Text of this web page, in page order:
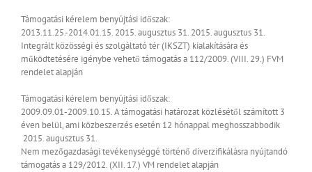
Támogatási kérelem benyújtási időszak:
2013.11.25.-2014.01.15. 2015. augusztus 31. 2015. augusztus 31.
Integrált közösségi és szolgáltató tér (IKSZT) kialakítására és
működtetésére igénybe vehető támogatás a 112/2009. (VIII. 29.) FVM
rendelet alapján
Támogatási kérelem benyújtási időszak:
2009.09.01-2009.10.15.A támogatási határozat közlésétől számított 3
éven belül, ami közbeszerzés esetén 12 hónappal meghosszabbodik
2015. augusztus 31.
Nem mezőgazdasági tevékenységgé történő diverzifikálásra nyújtandó
támogatás a 129/2012. (XII. 17.) VM rendelet alapján